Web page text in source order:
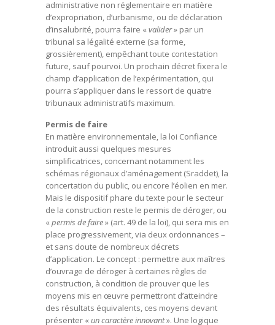
administrative non réglementaire en matière
d’expropriation, d’urbanisme, ou de déclaration
d’insalubrité, pourra faire « valider» par un
tribunal sa légalité externe (sa forme,
grossièrement), empêchant toute contestation
future, sauf pourvoi. Un prochain décret fixera le
champ d’application de l’expérimentation, qui
pourra s’appliquer dans le ressort de quatre
tribunaux administratifs maximum.
Permis de faire
En matière environnementale, la loi Confiance
introduit aussi quelques mesures
simplificatrices, concernant notamment les
schémas régionaux d’aménagement (Sraddet), la
concertation du public, ou encore l’éolien en mer.
Mais le dispositif phare du texte pour le secteur
de la construction reste le permis de déroger, ou
« permis de faire» (art. 49 de la loi), qui sera mis en
place progressivement, via deux ordonnances –
et sans doute de nombreux décrets
d’application. Le concept : permettre aux maîtres
d’ouvrage de déroger à certaines règles de
construction, à condition de prouver que les
moyens mis en œuvre permettront d’atteindre
des résultats équivalents, ces moyens devant
présenter « un caractère innovant». Une logique